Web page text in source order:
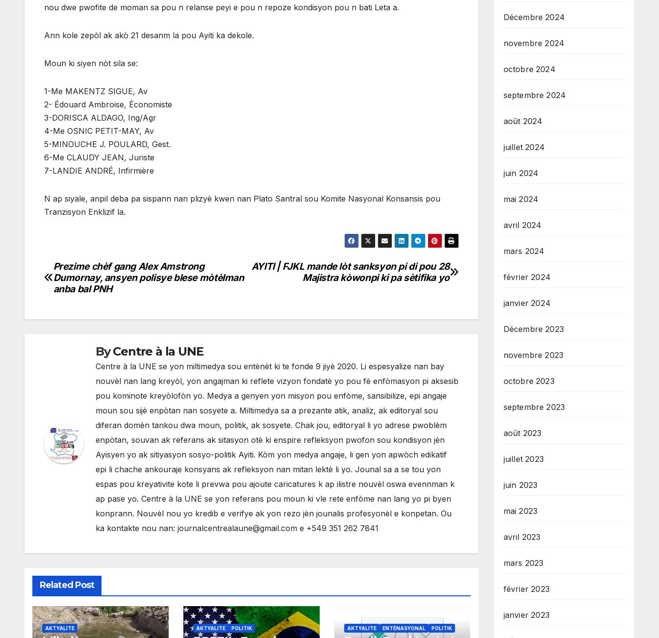
nou dwe pwofite de moman sa pou n relanse peyi e pou n repoze kondisyon pou n bati Leta a.
Ann kole zepòl ak akò 21 desanm la pou Ayiti ka dekole.
Moun ki siyen nòt sila se:
1-Me MAKENTZ SIGUE, Av
2- Édouard Ambroise, Économiste
3-DORISCA ALDAGO, Ing/Agr
4-Me OSNIC PETIT-MAY, Av
5-MINOUCHE J. POULARD, Gest.
6-Me CLAUDY JEAN, Juriste
7-LANDIE ANDRÉ, Infirmière
N ap siyale, anpil deba pa sispann nan plizyè kwen nan Plato Santral sou Komite Nasyonal Konsansis pou
Tranzisyon Enklizif la.
Navigation
de
AYITI | FJKL mande lòt sanksyon pi di pou 28
Majistra kòwonpi ki pa sètifika yo
Prezime chèf gang Alex Amstrong
Dumornay, ansyen polisye blese mòtèlman
anba bal PNH
ByCentre à la UNE
Centre à la UNE se yon miltimedya sou entènèt ki te fonde 9 jiyè 2020. Li espesyalize nan bay
nouvèl nan lang kreyòl, yon angajman ki reflete vizyon fondatè yo pou fè enfòmasyon pi aksesib
pou kominote kreyòlofòn yo. Medya a genyen yon misyon pou enfòme, sansibilize, epi angaje
moun sou sijè enpòtan nan sosyete a. Miltimedya sa a prezante atik, analiz, ak editoryal sou
diferan domèn tankou dwa moun, politik, ak sosyete. Chak jou, editoryal li yo adrese pwoblèm
enpòtan, souvan ak referans ak sitasyon otè ki enspire refleksyon pwofon sou kondisyon jèn
Ayisyen yo ak sitiyasyon sosyo-politik Ayiti. Kòm yon medya angaje, li gen yon apwòch edikatif
epi li chache ankouraje konsyans ak refleksyon nan mitan lektè li yo. Jounal sa a se tou yon
espas pou kreyativite kote li prevwa pou ajoute caricatures k ap ilistre nouvèl oswa evennman k
ap pase yo. Centre à la UNE se yon referans pou moun ki vle rete enfòme nan lang yo pi byen
konprann. Nouvèl nou yo kredib e verifye ak yon rezo jèn jounalis profesyonèl e konpetan. Ou
ka kontakte nou nan: journalcentrealaune@gmail.com e +549 351 262 7841
Related Post
AKTYALITE AKTYALITE POLITIK AKTYALITE ENTÈNASYONAL POLITIK
Décembre 2024
novembre 2024
octobre 2024
septembre 2024
août 2024
juillet 2024
juin 2024
mai 2024
avril 2024
mars 2024
février 2024
janvier 2024
Décembre 2023
novembre 2023
octobre 2023
septembre 2023
août 2023
juillet 2023
juin 2023
mai 2023
avril 2023
mars 2023
février 2023
janvier 2023